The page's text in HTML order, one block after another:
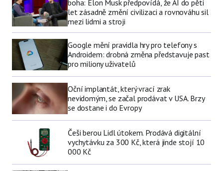
boha: Elon Musk předpovídá, že AI do pěti
let zásadně změní civilizaci a rovnováhu sil
mezi lidmi a stroji
Google mění pravidla hry pro telefony s
Androidem: drobná změna představuje past
pro miliony uživatelů
Oční implantát, který vrací zrak
nevidomým, se začal prodávat v USA. Brzy
se dostane i do Evropy
Češi berou Lidl útokem. Prodává digitální
vychytávku za 300 Kč, která jinde stojí 10
000 Kč